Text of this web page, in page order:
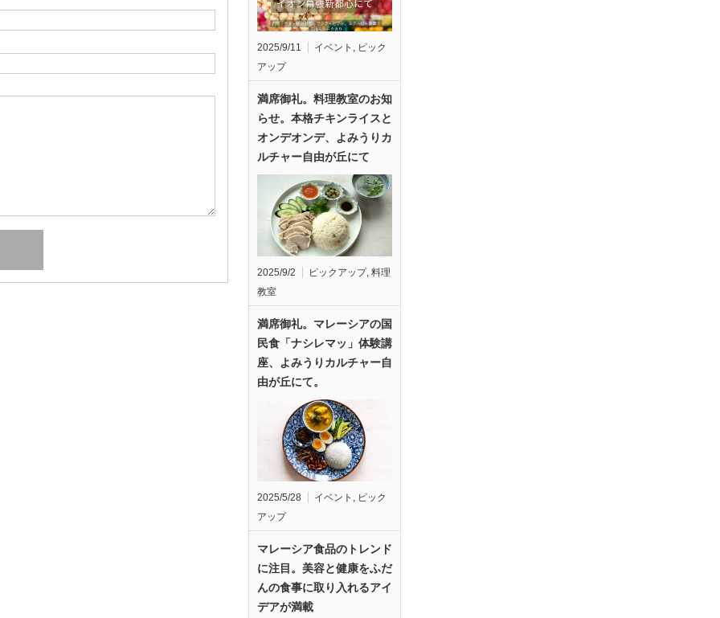
2025/9/11 イベント , ピック
アップ
満席御礼。料理教室のお知
らせ。本格チキンライスと
オンデオンデ、よみうりカ
ルチャー自由が丘にて
2025/9/2 ピックアップ, 料理
教室
満席御礼。マレーシアの国
民食「ナシレマッ」体験講
座、よみうりカルチャー自
由が丘にて。
2025/5/28 イベント , ピック
アップ
マレーシア食品のトレンド
に注目。美容と健康をふだ
んの食事に取り入れるアイ
デアが満載